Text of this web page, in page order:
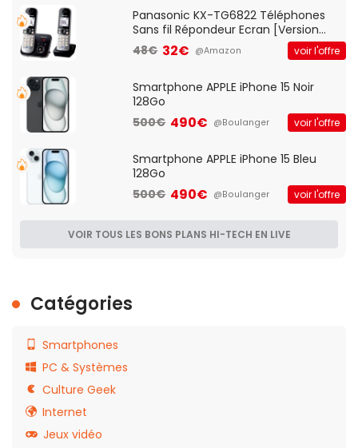
Panasonic KX-TG6822 Téléphones
Sans fil Répondeur Ecran [Version
Française]
48€ 32€ @Amazon voir l'offre
Smartphone APPLE iPhone 15 Noir
128Go
500€ 490€ @Boulanger voir l'offre
Smartphone APPLE iPhone 15 Bleu
128Go
500€ 490€ @Boulanger voir l'offre
VOIR TOUS LES BONS PLANS HI-TECH EN LIVE
Catégories
Smartphones
PC & Systèmes
Culture Geek
Internet
Jeux vidéo